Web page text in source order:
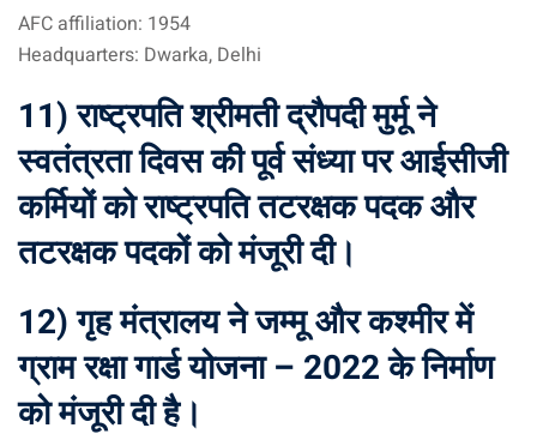
AFC affiliation: 1954
Headquarters: Dwarka, Delhi
11) राष्ट्रपति श्रीमती द्रौपदी मुर्मू ने
स्वतंत्रता दिवस की पूर्व संध्या पर आईसीजी
कर्मियों को राष्ट्रपति तटरक्षक पदक और
तटरक्षक पदकों को मंजूरी दी।
12) गृह मंत्रालय ने जम्मू और कश्मीर में
ग्राम रक्षा गार्ड योजना – 2022 के निर्माण
को मंजूरी दी है।